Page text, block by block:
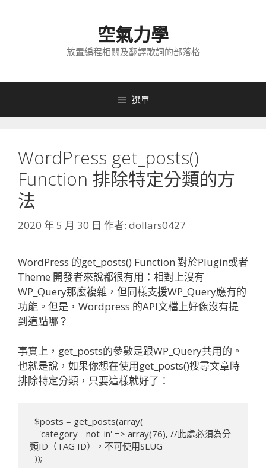
容
空氣力學
放置編程相關及翻譯歌詞的部落格
選單
WordPress get_posts()
Function 排除特定分類的方
法
2020 年 5 月 30 日 作者: dollars0427
WordPress 的get_posts() Function 對於Plugin或者
Theme 開發者來說都很有用：相對上沒有
WP_Query那麼複雜，但同樣支援WP_Query應有的
功能。但是，Wordpress 的API文檔上好像沒有提
到這點哪？
事實上，get_posts的參數是跟WP_Query共用的。
也就是說，如果你想在使用get_posts()搜尋文章時
排除特定分類，只要這樣就好了：
類ID（TAG ID），不可使用SLUG